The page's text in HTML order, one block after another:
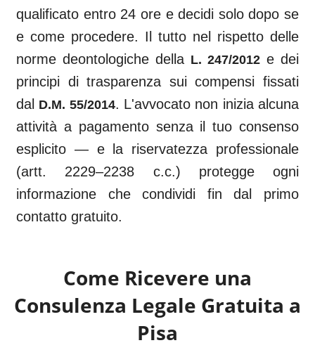
qualificato entro 24 ore e decidi solo dopo se
e come procedere. Il tutto nel rispetto delle
norme deontologiche della L. 247/2012 e dei
principi di trasparenza sui compensi fissati
dal D.M. 55/2014. L'avvocato non inizia alcuna
attività a pagamento senza il tuo consenso
esplicito — e la riservatezza professionale
(artt. 2229–2238 c.c.) protegge ogni
informazione che condividi fin dal primo
contatto gratuito.
Come Ricevere una
Consulenza Legale Gratuita a
Pisa